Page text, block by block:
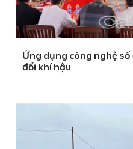
Ứng dụng công nghệ
đổi khí hậu